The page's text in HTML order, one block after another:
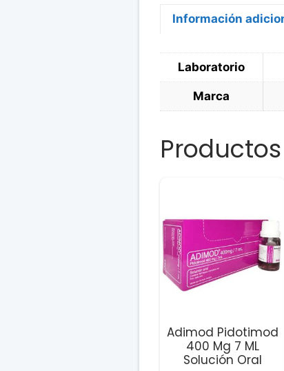
Información
Laboratorio
Marca
Adimod Pidotimod
400 Mg 7 ML
Solución Oral